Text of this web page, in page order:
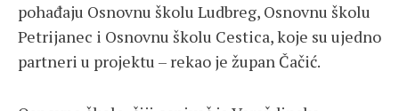
pohađaju Osnovnu školu Ludbreg, Osnovnu školu
Petrijanec i Osnovnu školu Cestica, koje su ujedno
partneri u projektu – rekao je župan Čačić.